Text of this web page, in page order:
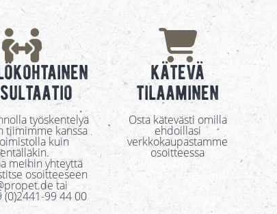
työskentelyä
tiimimme kanssa
kuin
meihin yhteyttä
osoitteeseen
tai
(0)2441-99 44 00
kätevä
tilaaminen
Osta kätevästi omilla
ehdoillasi
verkkokaupastamme
osoitteessa
www.shop.macs-
tiernahrung.com